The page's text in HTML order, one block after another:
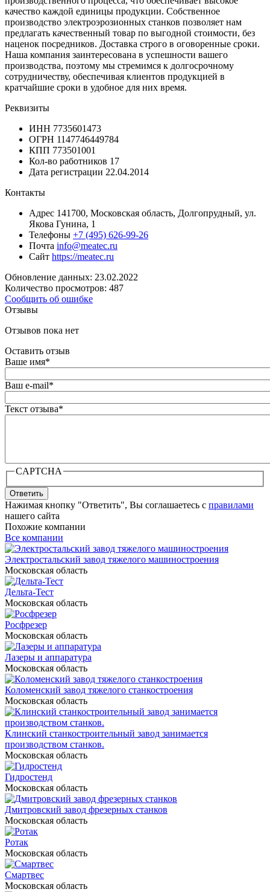
качество каждой единицы продукции. Собственное
производство электроэрозионных станков позволяет нам
предлагать качественный товар по выгодной стоимости, без
наценок посредников. Доставка строго в оговоренные сроки.
Наша компания заинтересована в успешности вашего
производства, поэтому мы стремимся к долгосрочному
сотрудничеству, обеспечивая клиентов продукцией в
кратчайшие сроки в удобное для них время.
Реквизиты
ИНН 7735601473
ОГРН 1147746449784
КПП 773501001
Кол-во работников 17
Дата регистрации 22.04.2014
Контакты
Адрес 141700, Московская область, Долгопрудный, ул.
Якова Гунина, 1
Телефоны +7 (495) 626-99-26
Почта info@meatec.ru
Сайт https://meatec.ru
Обновление данных: 23.02.2022
Количество просмотров: 487
Сообщить об ошибке
Отзывы
Отзывов пока нет
Оставить отзыв
Ваше имя*
Ваш e-mail*
Текст отзыва*
CAPTCHA
Ответить
Нажимая кнопку "Ответить", Вы соглашаетесь с правилами
нашего сайта
Похожие компании
Все компании
Электростальский завод тяжелого машиностроения
Московская область
Дельта-Тест
Московская область
Росфрезер
Московская область
Лазеры и аппаратура
Московская область
Коломенский завод тяжелого станкостроения
Московская область
Клинский станкостроительный завод занимается
производством станков.
Московская область
Гидростенд
Московская область
Дмитровский завод фрезерных станков
Московская область
Ротак
Московская область
Смартвес
Московская область